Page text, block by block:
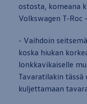
ostosta, komeana
Volkswagen T-Roc
- Vaihdoin
koska hiukan
lonkkavikaiselle
Tavaratilakin
kuljettamaan